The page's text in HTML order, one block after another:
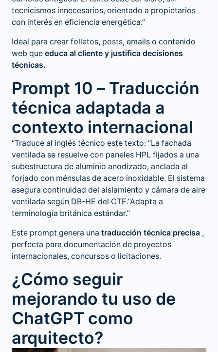
tecnicismos innecesarios, orientado a propietarios
con interés en eficiencia energética.”
Ideal para crear folletos, posts, emails o contenido
web que educa al cliente y justifica decisiones
técnicas.
Prompt 10 – Traducción
técnica adaptada a
contexto internacional
“Traduce al inglés técnico este texto: “La fachada
ventilada se resuelve con paneles HPL fijados a una
subestructura de aluminio anodizado, anclada al
forjado con ménsulas de acero inoxidable. El sistema
asegura continuidad del aislamiento y cámara de aire
ventilada según DB-HE del CTE.”Adapta a
terminología británica estándar.”
Este prompt genera una traducción técnica precisa ,
perfecta para documentación de proyectos
internacionales, concursos o licitaciones.
¿Cómo seguir
mejorando tu uso de
ChatGPT como
arquitecto?